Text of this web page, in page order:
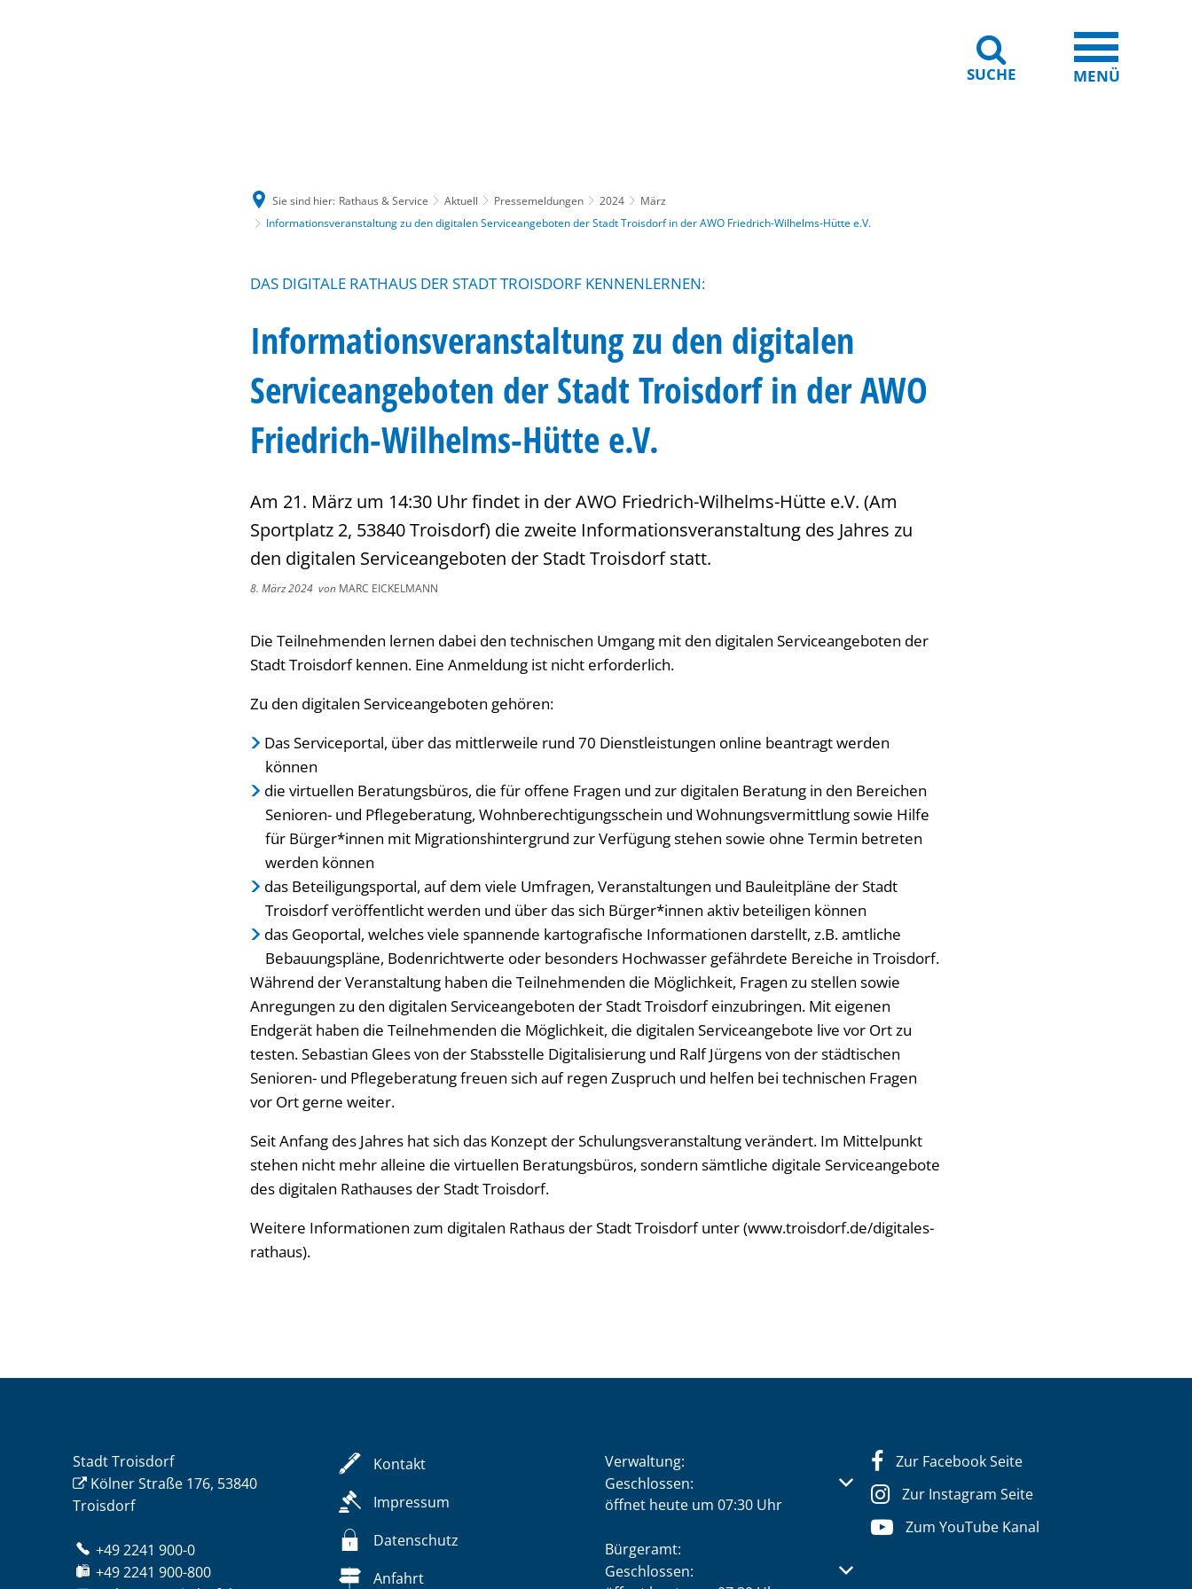
SUCHE MENÜ
Sie sind hier: Rathaus & Service Aktuell Pressemeldungen 2024
März
Informationsveranstaltung zu den digitalen Serviceangeboten der Stadt Troisdorf in der AWO Friedrich-Wilhelms-Hütte e.V.
DAS DIGITALE RATHAUS DER STADT TROISDORF KENNENLERNEN:
Informationsveranstaltung zu den digitalen
Serviceangeboten der Stadt Troisdorf in der AWO
Friedrich-Wilhelms-Hütte e.V.
Am 21. März um 14:30 Uhr findet in der AWO Friedrich-Wilhelms-Hütte e.V. (Am
Sportplatz 2, 53840 Troisdorf) die zweite Informationsveranstaltung des Jahres zu
den digitalen Serviceangeboten der Stadt Troisdorf statt.
8. März 2024 von MARC EICKELMANN
Die Teilnehmenden lernen dabei den technischen Umgang mit den digitalen Serviceangeboten der
Stadt Troisdorf kennen. Eine Anmeldung ist nicht erforderlich.
Zu den digitalen Serviceangeboten gehören:
Das Serviceportal, über das mittlerweile rund 70 Dienstleistungen online beantragt werden
können
die virtuellen Beratungsbüros, die für offene Fragen und zur digitalen Beratung in den Bereichen
Senioren- und Pflegeberatung, Wohnberechtigungsschein und Wohnungsvermittlung sowie Hilfe
für Bürger*innen mit Migrationshintergrund zur Verfügung stehen sowie ohne Termin betreten
werden können
das Beteiligungsportal, auf dem viele Umfragen, Veranstaltungen und Bauleitpläne der Stadt
Troisdorf veröffentlicht werden und über das sich Bürger*innen aktiv beteiligen können
das Geoportal, welches viele spannende kartografische Informationen darstellt, z.B. amtliche
Bebauungspläne, Bodenrichtwerte oder besonders Hochwasser gefährdete Bereiche in Troisdorf.
Während der Veranstaltung haben die Teilnehmenden die Möglichkeit, Fragen zu stellen sowie
Anregungen zu den digitalen Serviceangeboten der Stadt Troisdorf einzubringen. Mit eigenen
Endgerät haben die Teilnehmenden die Möglichkeit, die digitalen Serviceangebote live vor Ort zu
testen. Sebastian Glees von der Stabsstelle Digitalisierung und Ralf Jürgens von der städtischen
Senioren- und Pflegeberatung freuen sich auf regen Zuspruch und helfen bei technischen Fragen
vor Ort gerne weiter.
Seit Anfang des Jahres hat sich das Konzept der Schulungsveranstaltung verändert. Im Mittelpunkt
stehen nicht mehr alleine die virtuellen Beratungsbüros, sondern sämtliche digitale Serviceangebote
des digitalen Rathauses der Stadt Troisdorf.
Weitere Informationen zum digitalen Rathaus der Stadt Troisdorf unter (www.troisdorf.de/digitales-
rathaus).
Stadt Troisdorf
Kölner Straße 176, 53840
Troisdorf
+49 2241 900-0
+49 2241 900-800
Kontakt
Impressum
Datenschutz
Anfahrt
Verwaltung:
Klicken, um weitere Öffnungs- oder Schließzeiten auszublenden
Geschlossen:
öffnet heute um 07:30 Uhr
Bürgeramt:
Klicken, um weitere Öffnungs- oder Schließzeiten auszublenden
Geschlossen:
Zur Facebook Seite
Zur Instagram Seite
Zum YouTube Kanal